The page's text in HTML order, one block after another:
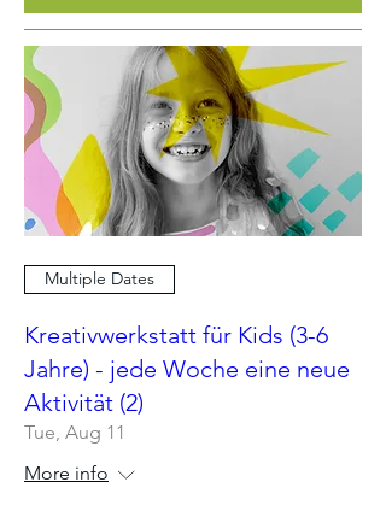
Multiple Dates
Kreativwerkstatt für Kids (3-6
Jahre) - jede Woche eine neue
Aktivität (2)
Tue, Aug 11
More info